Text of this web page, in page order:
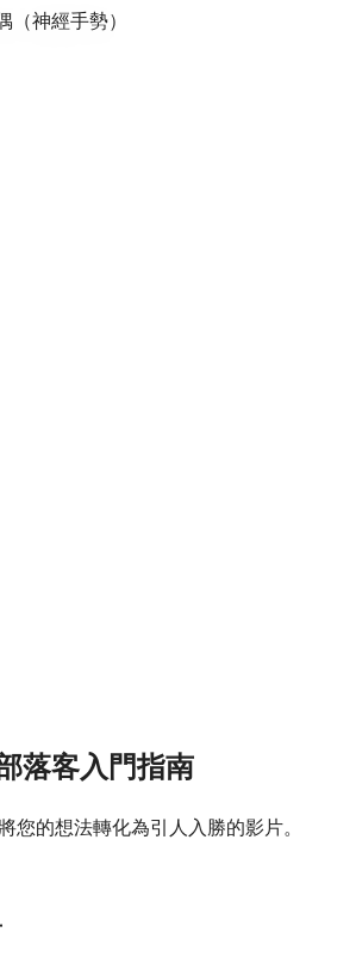
神經手勢）
落客入門指南
您的想法轉化為引人入勝的影片。